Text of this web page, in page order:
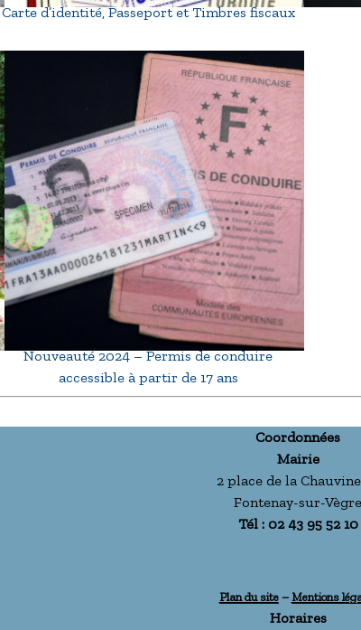
Carte d’identité, Passeport et Timbres fiscaux
Nouveauté 2024 – Permis de conduire
accessible à partir de 17 ans
Coordonnées
Mairie
2 place de la
Fontenay-sur-Vègre
Tél : 02 43 95 52 10
Plan du site– Mentions
Horaires